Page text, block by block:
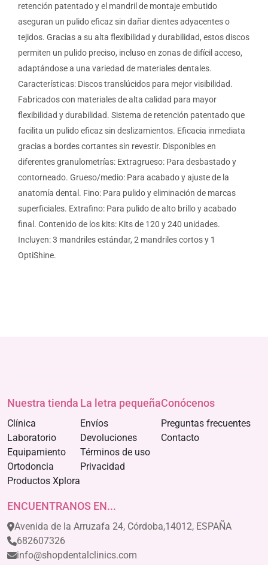
retención patentado y el mandril de montaje embutido
aseguran un pulido eficaz sin dañar dientes adyacentes o
tejidos. Gracias a su alta flexibilidad y durabilidad, estos discos
permiten un pulido preciso, incluso en zonas de difícil acceso,
adaptándose a una variedad de materiales dentales.
Características: Discos translúcidos para mejor visibilidad.
Fabricados con materiales de alta calidad para mayor
flexibilidad y durabilidad. Sistema de retención patentado que
facilita un pulido eficaz sin deslizamientos. Eficacia inmediata
gracias a bordes cortantes sin revestir. Disponibles en
diferentes granulometrías: Extragrueso: Para desbastado y
contorneado. Grueso/medio: Para acabado y ajuste de la
anatomía dental. Fino: Para pulido y eliminación de marcas
superficiales. Extrafino: Para pulido de alto brillo y acabado
final. Contenido de los kits: Kits de 120 y 240 unidades.
Incluyen: 3 mandriles estándar, 2 mandriles cortos y 1
OptiShine.
Nuestra tienda
Clínica
Laboratorio
Equipamiento
Ortodoncia
Productos Xplora
La letra pequeña
Envíos
Devoluciones
Términos de uso
Privacidad
Conócenos
Preguntas frecuentes
Contacto
ENCUENTRANOS EN...
Avenida de la Arruzafa 24, Córdoba,14012, ESPAÑA
682607326
info@shopdentalclinics.com